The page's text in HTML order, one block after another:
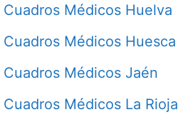
Cuadros Médicos Huelva
Cuadros Médicos Huesca
Cuadros Médicos Jaén
Cuadros Médicos La Rioja